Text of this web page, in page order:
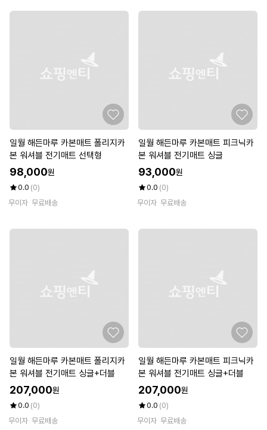
일월 해든마루 카본매트 폴리지카
본 워셔블 전기매트 선택형
98,000원
0.0 (0)
무이자 무료배송
일월 해든마루 카본매트 피크닉카
본 워셔블 전기매트 싱글
93,000원
0.0 (0)
무이자 무료배송
일월 해든마루 카본매트 폴리지카
본 워셔블 전기매트 싱글+더블
207,000원
0.0 (0)
무이자 무료배송
일월 해든마루 카본매트 피크닉카
본 워셔블 전기매트 싱글+더블
207,000원
0.0 (0)
무이자 무료배송